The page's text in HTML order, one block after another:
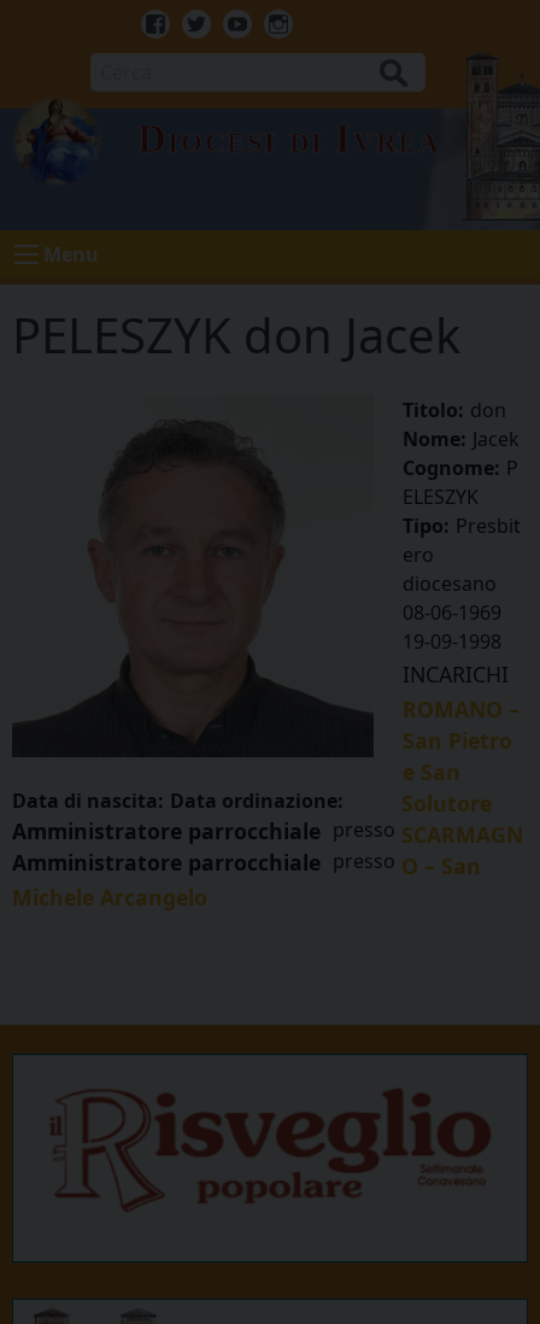
Facebook
TwitterYoutubeInstagram
Diocesi di Ivrea
Menu
PELESZYK don Jacek
Titolo: don
Nome: Jacek
Cognome: P
ELESZYK
Tipo: Presbit
ero
diocesano
Data di nascita:
08-06-1969
Data ordinazione:
19-09-1998
INCARICHI
Amministratore parrocchiale presso
ROMANO –
San Pietro
e San
Solutore
Amministratore parrocchiale presso
SCARMAGN
O – San
Michele Arcangelo